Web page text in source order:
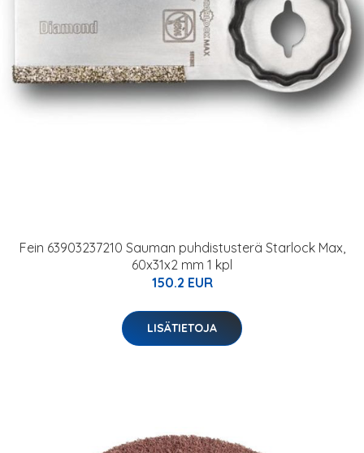
Fein 63903237210 Sauman puhdistusterä Starlock Max,
60x31x2 mm 1 kpl
150.2 EUR
LISÄTIETOJA